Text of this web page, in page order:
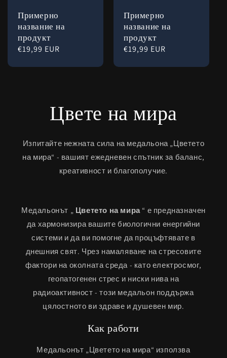
Примерно
название на
продукт
Обичайна
€19,99 EUR
Примерно
название на
продукт
Обичайна
€19,99 EUR
Цвете на мира
Изпитайте нежната сила на медальона „Цветето
на мира“ - вашият ежедневен спътник за баланс,
креативност и благополучие.
Медальонът „ Цветето на мира“ е предназначен
да хармонизира вашите биологични енергийни
системи и да ви помогне да процъфтявате в
днешния свят. Чрез намаляване на стресовите
фактори на околната среда - като електросмог,
геопатогенен стрес и ниски нива на
радиоактивност - този медальон поддържа
цялостното ви здраве и душевен мир.
Как работи
Медальонът „Цветето на мира“ използва